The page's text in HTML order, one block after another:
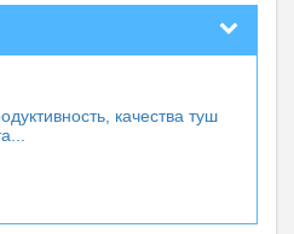
качества туш